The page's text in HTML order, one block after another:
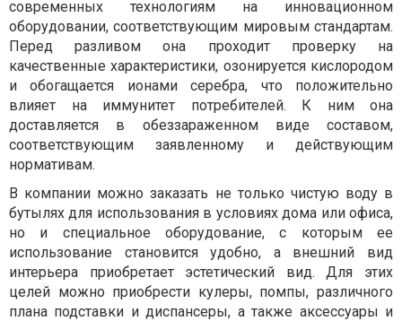
современных технологиям на инновационном
оборудовании, соответствующим мировым стандартам.
Перед разливом она проходит проверку на
качественные характеристики, озонируется кислородом
и обогащается ионами серебра, что положительно
влияет на иммунитет потребителей. К ним она
доставляется в обеззараженном виде составом,
соответствующим заявленному и действующим
нормативам.
В компании можно заказать не только чистую воду в
бутылях для использования в условиях дома или офиса,
но и специальное оборудование, с которым ее
использование становится удобно, а внешний вид
интерьера приобретает эстетический вид. Для этих
целей можно приобрести кулеры, помпы, различного
плана подставки и диспансеры, а также аксессуары и